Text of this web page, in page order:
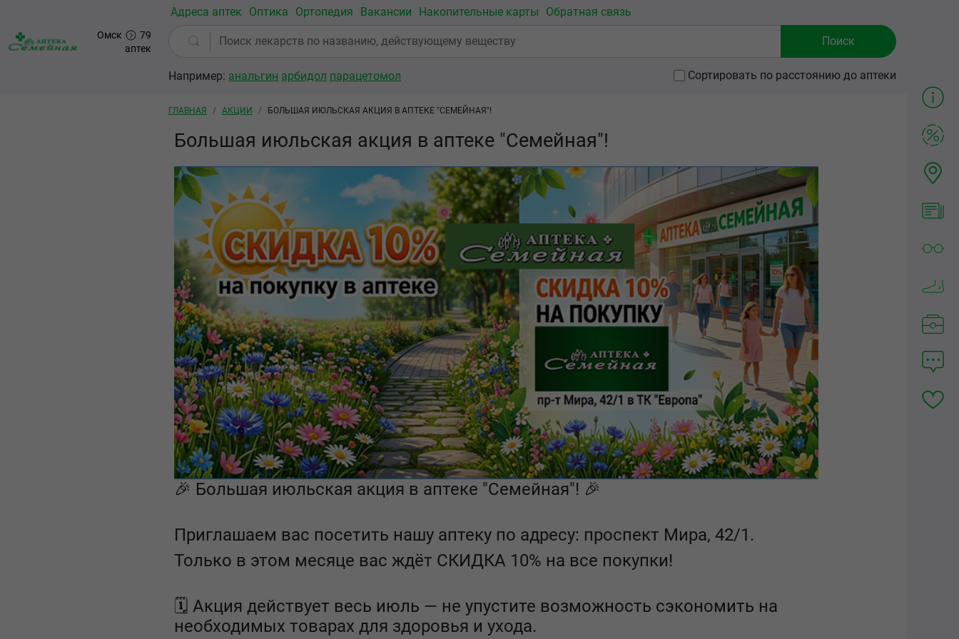
Перейти к основному содержанию
Омск
79
аптек
Адреса аптек Оптика Ортопедия Вакансии Накопительные карты Обратная связь
Например: анальгин арбидол парацетомол Сортировать по расстоянию до аптеки
Строка навигации
ГЛАВНАЯ АКЦИИ БОЛЬШАЯ ИЮЛЬСКАЯ АКЦИЯ В АПТЕКЕ "СЕМЕЙНАЯ"!
Большая июльская акция в аптеке "Семейная"!
🎉 Большая июльская акция в аптеке "Семейная"! 🎉
Приглашаем вас посетить нашу аптеку по адресу: проспект Мира, 42/1.
Только в этом месяце вас ждёт СКИДКА 10% на все покупки!
🗓 Акция действует весь июль — не упустите возможность сэкономить на
необходимых товарах для здоровья и ухода.